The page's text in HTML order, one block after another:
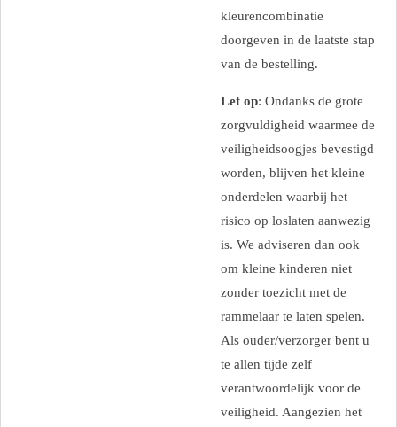
kleurencombinatie
doorgeven in de laatste stap
van de bestelling.
Let op: Ondanks de grote
zorgvuldigheid waarmee de
veiligheidsoogjes bevestigd
worden, blijven het kleine
onderdelen waarbij het
risico op loslaten aanwezig
is. We adviseren dan ook
om kleine kinderen niet
zonder toezicht met de
rammelaar te laten spelen.
Als ouder/verzorger bent u
te allen tijde zelf
verantwoordelijk voor de
veiligheid. Aangezien het